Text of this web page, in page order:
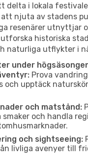
delta i lokala
njuta av stadens
resenärer utnyttjar
historiska
naturliga utflykter i
under
Prova
och upptäck
och matstånd:
och handla
och sightseeing:
livliga avenyer till